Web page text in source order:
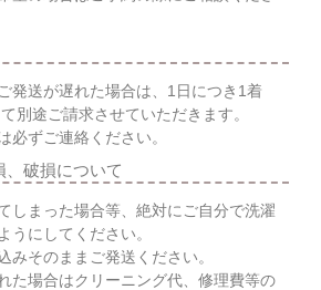
発送が遅れた場合は、1日につき1着
別途ご請求させていただきます。
必ずご連絡ください。
、破損について
しまった場合等、絶対にご自分で洗濯
うにしてください。
みそのままご発送ください。
た場合はクリーニング代、修理費等の